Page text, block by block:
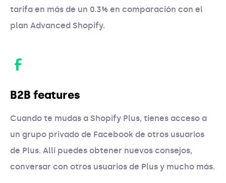
tarifa en más de un 0.3% en comparación con el
plan Advanced Shopify.
B2B features
Cuando te mudas a Shopify Plus, tienes acceso a
un grupo privado de Facebook de otros usuarios
de Plus. Allí puedes obtener nuevos consejos,
conversar con otros usuarios de Plus y mucho más.